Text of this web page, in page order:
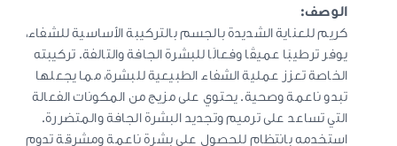
الوصف:
كريم للعناية الشديدة بالجسم بالتركيبة الأساسية للشفاء،
يوفر ترطيبًا عميقًا وفعالًا للبشرة الجافة والتالفة. تركيبته
الخاصة تعزز عملية الشفاء الطبيعية للبشرة، مما يجعلها
تبدو ناعمة وصحية. يحتوي على مزيج من المكونات الفعالة
التي تساعد على ترميم وتجديد البشرة الجافة والمتضررة.
استخدمه بانتظام للحصول على بشرة ناعمة ومشرقة تدوم